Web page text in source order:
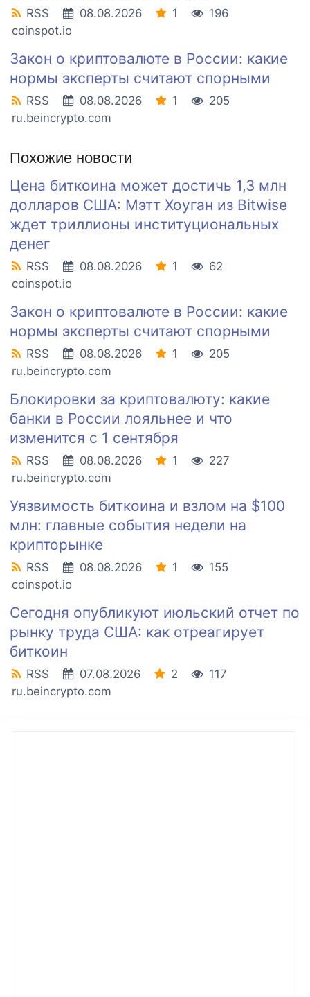
RSS 08.08.2026 1
196
coinspot.io
Закон о криптовалюте в России: какие
нормы эксперты считают спорными
RSS 08.08.2026 1
205
ru.beincrypto.com
Похожие новости
Цена биткоина может достичь 1,3 млн
долларов США: Мэтт Хоуган из Bitwise
ждет триллионы институциональных
денег
RSS 08.08.2026 1
62
coinspot.io
Закон о криптовалюте в России: какие
нормы эксперты считают спорными
RSS 08.08.2026 1
205
ru.beincrypto.com
Блокировки за криптовалюту: какие
банки в России лояльнее и что
изменится с 1 сентября
RSS 08.08.2026 1
227
ru.beincrypto.com
Уязвимость биткоина и взлом на $100
млн: главные события недели на
крипторынке
RSS 08.08.2026 1
155
coinspot.io
Сегодня опубликуют июльский отчет по
рынку труда США: как отреагирует
биткоин
RSS 07.08.2026 2
117
ru.beincrypto.com